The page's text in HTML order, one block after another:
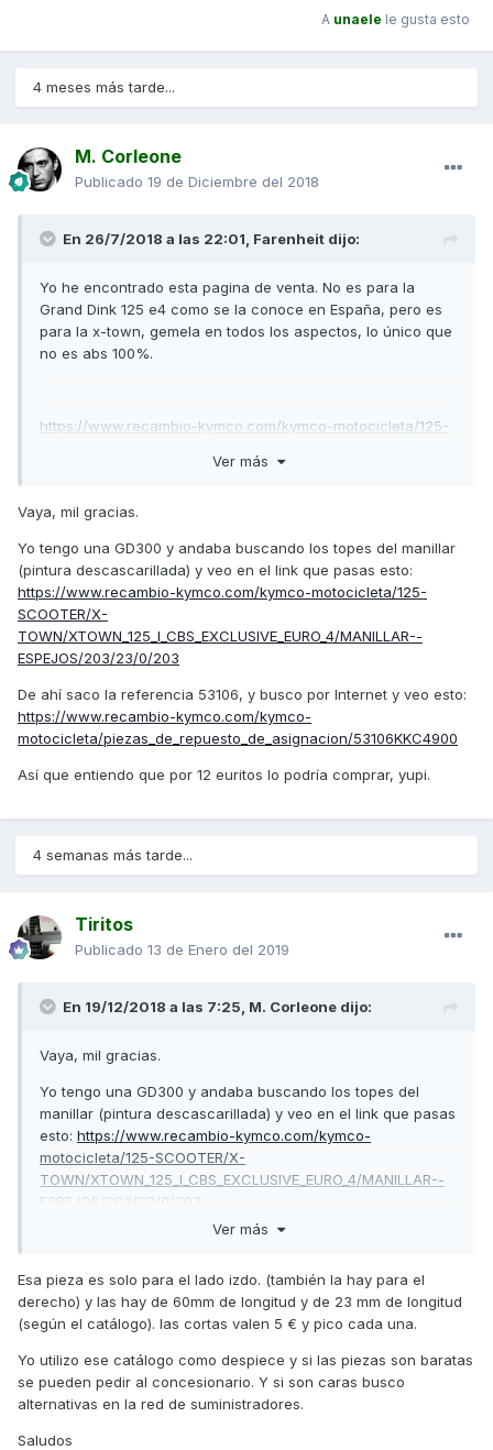
A unaele le gusta esto
4 meses más tarde...
M. Corleone
Publicado 19 de Diciembre del 2018
En 26/7/2018 a las 22:01, Farenheit dijo:
Yo he encontrado esta pagina de venta. No es para la
Grand Dink 125 e4 como se la conoce en España, pero es
para la x-town, gemela en todos los aspectos, lo único que
no es abs 100%.
https://www.recambio-kymco.com/kymco-motocicleta/125-
Ver más
Vaya, mil gracias.
Yo tengo una GD300 y andaba buscando los topes del manillar
(pintura descascarillada) y veo en el link que pasas esto:
https://www.recambio-kymco.com/kymco-motocicleta/125-
SCOOTER/X-
TOWN/XTOWN_125_I_CBS_EXCLUSIVE_EURO_4/MANILLAR--
ESPEJOS/203/23/0/203
De ahí saco la referencia 53106, y busco por Internet y veo esto:
https://www.recambio-kymco.com/kymco-
motocicleta/piezas_de_repuesto_de_asignacion/53106KKC4900
Así que entiendo que por 12 euritos lo podría comprar, yupi.
4 semanas más tarde...
Tiritos
Publicado 13 de Enero del 2019
En 19/12/2018 a las 7:25, M. Corleone dijo:
Vaya, mil gracias.
Yo tengo una GD300 y andaba buscando los topes del
manillar (pintura descascarillada) y veo en el link que pasas
esto: https://www.recambio-kymco.com/kymco-
motocicleta/125-SCOOTER/X-
TOWN/XTOWN_125_I_CBS_EXCLUSIVE_EURO_4/MANILLAR--
ESPEJOS/203/23/0/203
De ahí saco la referencia 53106, y busco por Internet y veo
motocicleta/piezas_de_repuesto_de_asignacion/53106KKC4
900
Ver más
Esa pieza es solo para el lado izdo. (también la hay para el
derecho) y las hay de 60mm de longitud y de 23 mm de longitud
(según el catálogo). las cortas valen 5 € y pico cada una.
Yo utilizo ese catálogo como despiece y si las piezas son baratas
se pueden pedir al concesionario. Y si son caras busco
alternativas en la red de suministradores.
Saludos